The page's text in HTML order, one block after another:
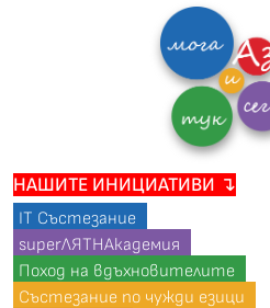
НАШИТЕ ИНИЦИАТИВИ ↴
IT Състезание
superЛЯТНАкадемия
Поход на вдъхновителите
Състезание по чужди езици